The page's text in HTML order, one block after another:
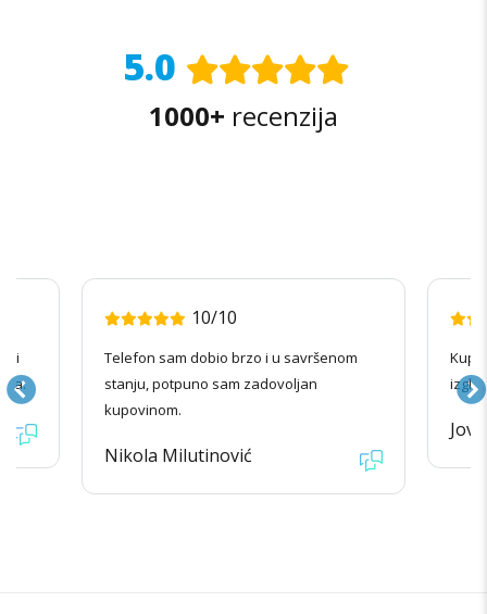
5.0
1000+ recenzija
10/10
Telefon sam dobio brzo i u savršenom
stanju, potpuno sam zadovoljan
kupovinom.
Nikola Milutinović